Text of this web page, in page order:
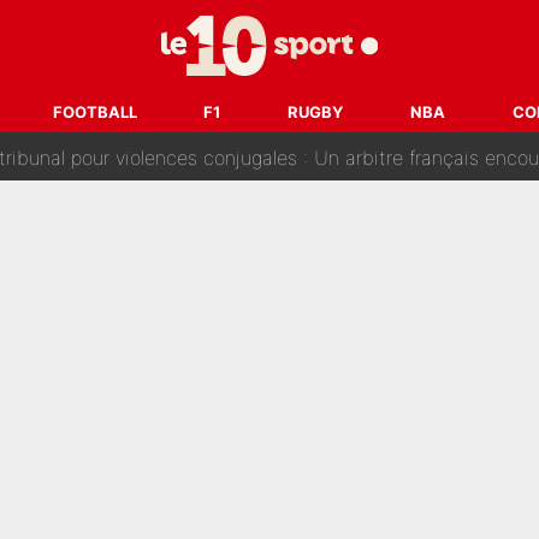
FOOTBALL F1 RUGBY NBA
: «Ils n’étaient pas proches», les confidences d’un membre de l’équipe
Pablo Longoria : Quelques semaines après son départ, l'ancien
pour violences conjugales : Un arbitre français